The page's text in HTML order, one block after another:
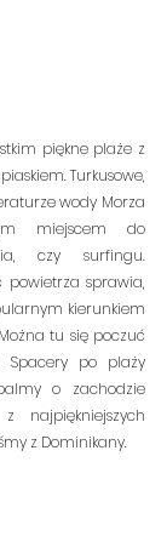
piękne plaże z
Turkusowe,
wody Morza
miejscem do
czy surfingu.
powietrza sprawia,
kierunkiem
tu się poczuć
po plaży
o zachodzie
najpiękniejszych
z Dominikany.